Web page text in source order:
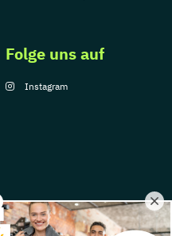
Folge uns auf
Instagram